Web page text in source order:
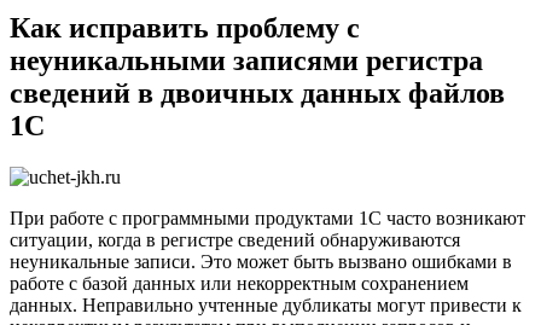
Как исправить проблему с
неуникальными записями регистра
сведений в двоичных данных файлов
1С
При работе с программными продуктами 1С часто возникают
ситуации, когда в регистре сведений обнаруживаются
неуникальные записи. Это может быть вызвано ошибками в
работе с базой данных или некорректным сохранением
данных. Неправильно учтенные дубликаты могут привести к